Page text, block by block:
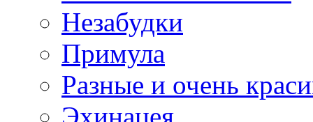
Незабудки
Примула
Разные и очень